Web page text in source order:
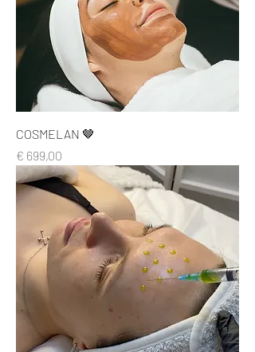
COSMELAN 🤎
Prijs
€ 699,00